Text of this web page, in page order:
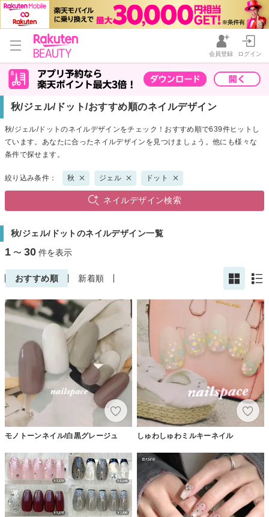
会員登録 ログイン
秋/ジェル/ドット/おすすめ順のネイルデザイン
秋/ジェル/ドットのネイルデザインをチェック！おすすめ順で639件ヒットし
ています。あなたに合ったネイルデザインを見つけましょう。他にも様々な
条件で探せます。
絞り込み条件： 秋 ジェル ドット
ネイルデザイン検索
秋/ジェル/ドットのネイルデザイン一覧
1 〜 30 件を表示
おすすめ順 新着順
モノトーンネイル/白黒グレージュ しゅわしゅわミルキーネイル